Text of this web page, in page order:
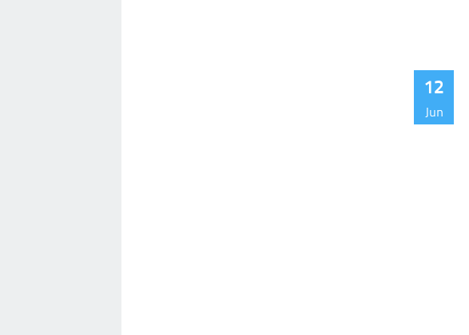
12
Jun